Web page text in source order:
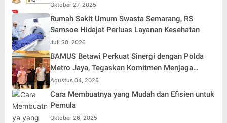
Oktober 27, 2025
Rumah Sakit Umum Swasta Semarang, RS
Samsoe Hidajat Perluas Layanan Kesehatan
Juli 30, 2026
BAMUS Betawi Perkuat Sinergi dengan Polda
Metro Jaya, Tegaskan Komitmen Menjaga
Jakarta Aman, Damai, dan Kondusif Jelang HUT
ke-81 Republik Indonesia
Agustus 04, 2026
Cara Membuatnya yang Mudah dan Efisien untuk
Pemula
Oktober 26, 2025